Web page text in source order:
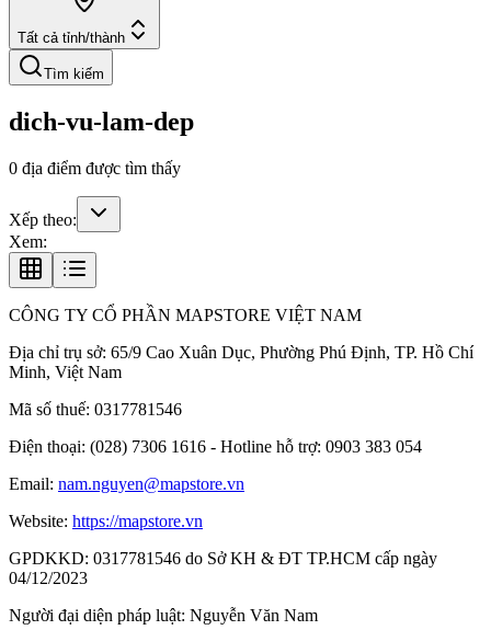
Tất cả tỉnh/thành
Tìm kiếm
dich-vu-lam-dep
0 địa điểm được tìm thấy
Xếp theo:
Xem:
CÔNG TY CỔ PHẦN MAPSTORE VIỆT NAM
Địa chỉ trụ sở: 65/9 Cao Xuân Dục, Phường Phú Định, TP. Hồ Chí
Minh, Việt Nam
Mã số thuế: 0317781546
Điện thoại: (028) 7306 1616 - Hotline hỗ trợ: 0903 383 054
Email: nam.nguyen@mapstore.vn
Website: https://mapstore.vn
GPDKKD: 0317781546 do Sở KH & ĐT TP.HCM cấp ngày
04/12/2023
Người đại diện pháp luật: Nguyễn Văn Nam